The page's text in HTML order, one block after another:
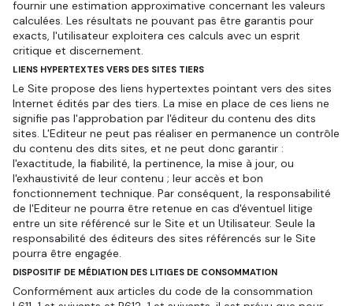
fournir une estimation approximative concernant les valeurs
calculées. Les résultats ne pouvant pas être garantis pour
exacts, l'utilisateur exploitera ces calculs avec un esprit
critique et discernement.
LIENS HYPERTEXTES VERS DES SITES TIERS
Le Site propose des liens hypertextes pointant vers des sites
Internet édités par des tiers. La mise en place de ces liens ne
signifie pas l'approbation par l'éditeur du contenu des dits
sites. L'Editeur ne peut pas réaliser en permanence un contrôle
du contenu des dits sites, et ne peut donc garantir :
l'exactitude, la fiabilité, la pertinence, la mise à jour, ou
l'exhaustivité de leur contenu ; leur accès et bon
fonctionnement technique. Par conséquent, la responsabilité
de l'Editeur ne pourra être retenue en cas d'éventuel litige
entre un site référencé sur le Site et un Utilisateur. Seule la
responsabilité des éditeurs des sites référencés sur le Site
pourra être engagée.
DISPOSITIF DE MÉDIATION DES LITIGES DE CONSOMMATION
Conformément aux articles du code de la consommation